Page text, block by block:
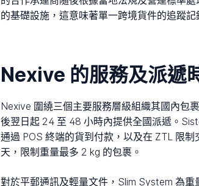
的基礎設施，這意味著單一跨境貨件的追蹤
Nexive 的服務及派遞
Nexive 圍繞三個主要服務層級組織其國內包
後翌日起 24 至 48 小時內提供全國派遞。
通過 POS 終端的貨到付款，以及在 ZTL 限
天，限制重量最多 2 kg 的包裹。
對於平郵通訊及輕量文件，Slim System 為